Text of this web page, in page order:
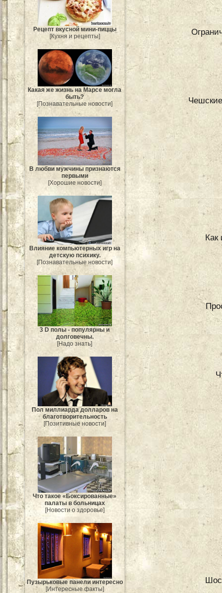
Рецепт вкусной мини-пиццы
[Кухня и рецепты]
Какая же жизнь на Марсе могла
быть?
[Познавательные новости]
В любви мужчины признаются
первыми
[Хорошие новости]
Влияние компьютерных игр на
детскую психику.
[Познавательные новости]
3 D полы - популярны и
долговечны.
[Надо знать]
Пол миллиарда долларов на
благотворительность
[Позитивные новости]
Что такое «Боксированные»
палаты в больницах
[Новости о здоровье]
Пузырьковые панели интересно
[Интересные факты]
Как